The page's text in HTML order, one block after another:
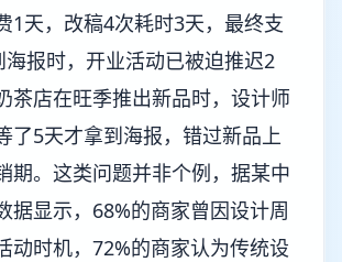
1天，改稿4次耗时3天，最终支
报时，开业活动已被迫推迟2
茶店在旺季推出新品时，设计师
了5天才拿到海报，错过新品上
期。这类问题并非个例，据某中
据显示，68%的商家曾因设计周
动时机，72%的商家认为传统设